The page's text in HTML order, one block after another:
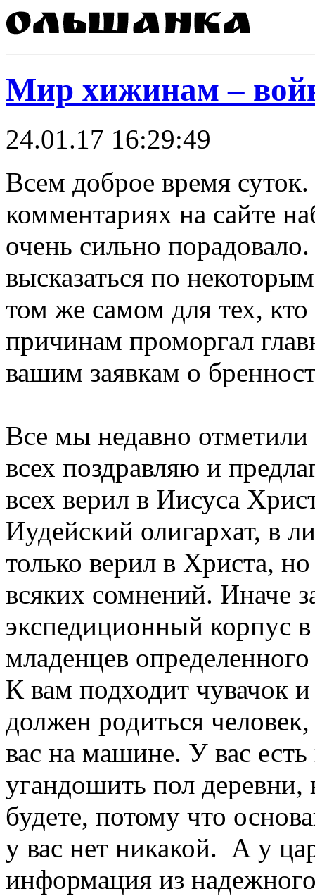
Мир хижинам –
24.01.17 16:29:49
Всем доброе время
комментариях на сайте
очень сильно
высказаться по
том же самом для тех,
причинам проморгал
вашим заявкам о
Все мы недавно
всех поздравляю и
всех верил в Иисуса
Иудейский олигархат, в
только верил в Христа,
всяких сомнений. Иначе
экспедиционный корпус
младенцев
К вам подходит чувачок
должен родиться
вас на машине. У вас
угандошить пол деревни,
будете, потому что
у вас нет никакой. А у
информация из